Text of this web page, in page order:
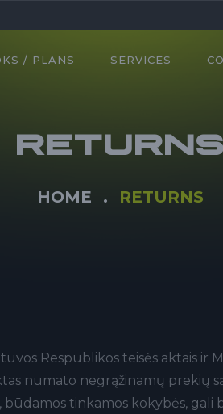
/ PLANS SERVICES
RETURNS
HOME RETURNS
Respublikos teisės aktais ir
numato negrąžinamų prekių
būdamos tinkamos kokybės,